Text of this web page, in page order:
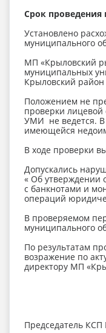
Срок проведения
Установлено
муниципального
МП «Крыловский
муниципальных
Крыловский
Положением не
проверки
УМИ не ведется. В
имеющейся
В ходе проверки
Допускались
« Об утверждении
с банкнотами и
операций
В проверяемом
муниципального
По результатам
возражение по
директору МП